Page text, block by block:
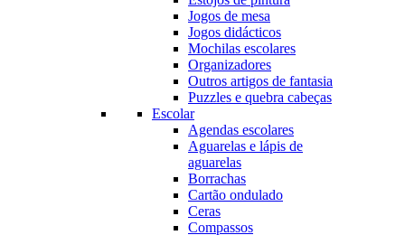
Jogos de mesa
Jogos didácticos
Mochilas escolares
Organizadores
Outros artigos de fantasia
Puzzles e quebra cabeças
Escolar
Agendas escolares
Aguarelas e lápis de
aguarelas
Borrachas
Cartão ondulado
Ceras
Compassos